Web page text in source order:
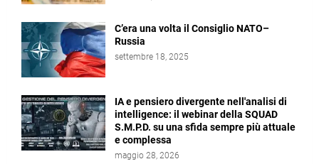
C’era una volta il Consiglio NATO–
Russia
settembre 18, 2025
IA e pensiero divergente nell'analisi di
intelligence: il webinar della SQUAD
S.M.P.D. su una sfida sempre più attuale
e complessa
maggio 28, 2026